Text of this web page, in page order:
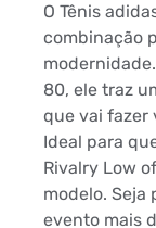
O Tênis
combinação
80, ele traz
que vai fazer
Ideal para
Rivalry Low
modelo. Seja
evento mais